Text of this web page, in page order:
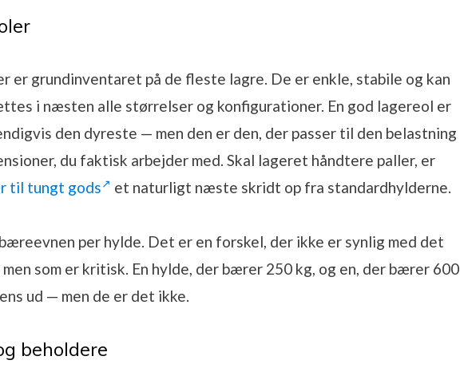
er grundinventaret på de fleste lagre. De er enkle, stabile og kan
i næsten alle størrelser og konfigurationer. En god lagereol er
den dyreste — men den er den, der passer til den belastning
du faktisk arbejder med. Skal lageret håndtere paller, er
til tungt gods
et naturligt næste skridt op fra standardhylderne.
per hylde. Det er en forskel, der ikke er synlig med det
som er kritisk. En hylde, der bærer 250 kg, og en, der bærer 600
ud — men de er det ikke.
beholdere